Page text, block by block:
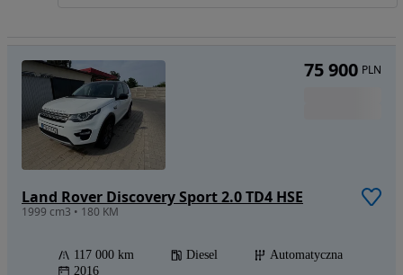
Land Rover Discovery Sport 2.0 TD4 HSE
1999 cm3 • 180 KM
117 000 km Diesel
Automatyczna
2016
75 900 PLN